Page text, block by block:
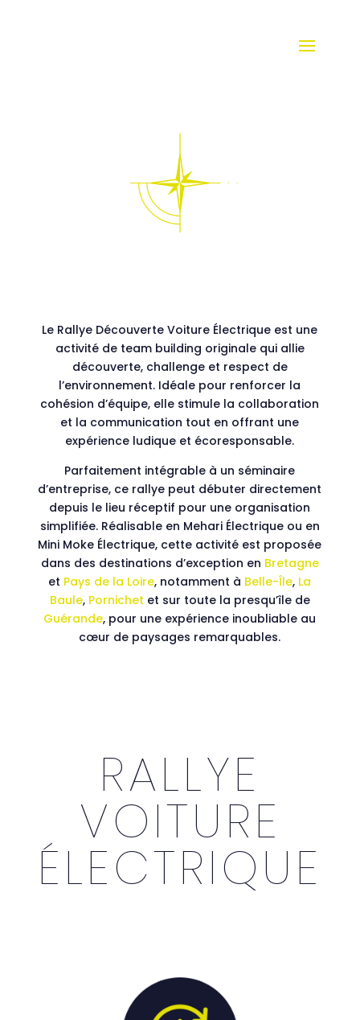
Le Rallye Découverte Voiture Électrique est une
activité de team building originale qui allie
découverte, challenge et respect de
l’environnement. Idéale pour renforcer la
cohésion d’équipe, elle stimule la collaboration
et la communication tout en offrant une
expérience ludique et écoresponsable.
Parfaitement intégrable à un séminaire
d’entreprise, ce rallye peut débuter directement
depuis le lieu réceptif pour une organisation
simplifiée. Réalisable en Mehari Électrique ou en
Mini Moke Électrique, cette activité est proposée
dans des destinations d’exception en Bretagne
et Pays de la Loire, notamment à Belle-Île, La
Baule, Pornichet et sur toute la presqu’île de
Guérande, pour une expérience inoubliable au
cœur de paysages remarquables.
RALLYE
VOITURE
ÉLECTRIQUE